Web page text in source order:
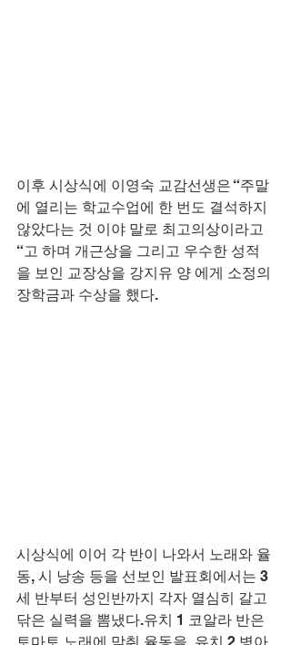
이후 시상식에 이영숙 교감선생은 “주말
에 열리는 학교수업에 한 번도 결석하지
않았다는 것 이야 말로 최고의상이라고
“고 하며 개근상을 그리고 우수한 성적
을 보인 교장상을 강지유 양 에게 소정의
장학금과 수상을 했다.
시상식에 이어 각 반이 나와서 노래와 율
동, 시 낭송 등을 선보인 발표회에서는 3
세 반부터 성인반까지 각자 열심히 갈고
닦은 실력을 뽐냈다.유치 1 코알라 반은